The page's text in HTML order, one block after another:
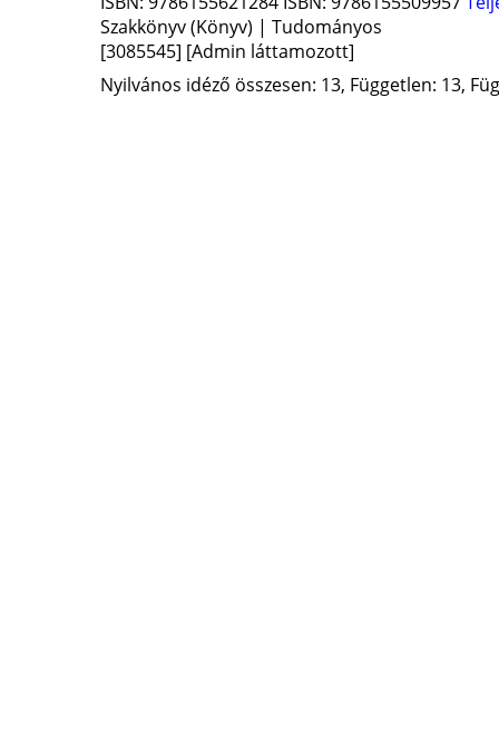
Szakkönyv (Könyv) | Tudományos
[3085545] [Admin láttamozott]
Nyilvános idéző összesen: 13, Független: 13,